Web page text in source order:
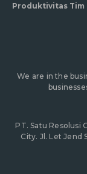
Produktivitas Tim
We are in the
PT. Satu Resolusi
City. Jl. Let Jend